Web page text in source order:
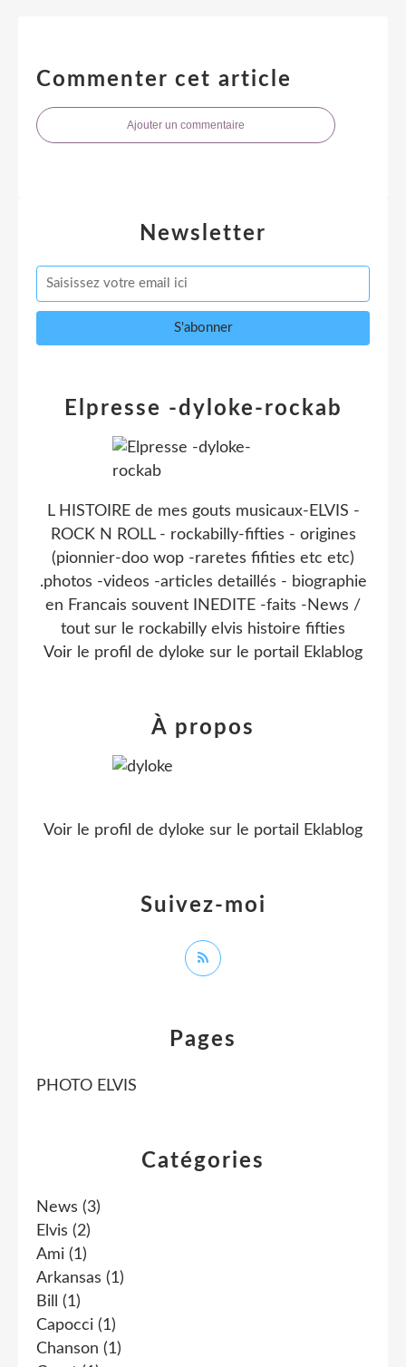
Commenter cet article
Ajouter un commentaire
Newsletter
Catégories
News (3)
Elvis (2)
Ami (1)
Arkansas (1)
Bill
(1)
Capocci (1)
Chanson (1)
Pages
PHOTO ELVIS
Elpresse -dyloke-rockab
L HISTOIRE de mes gouts musicaux-ELVIS -
ROCK N ROLL - rockabilly-fifties - origines
(pionnier-doo wop -raretes fifities etc etc)
.photos -videos -articles detaillés - biographie
en Francais souvent INEDITE -faits -News /
tout sur le rockabilly elvis histoire fifties
Voir le profil de dyloke sur le portail Eklablog
Suivez-moi
À propos
Voir le profil de dyloke sur le portail Eklablog